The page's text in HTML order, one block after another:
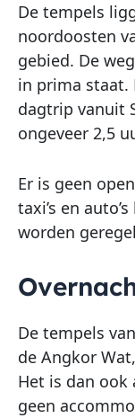
De tempels
noordoosten
gebied. De
in prima staat.
dagtrip vanuit
ongeveer 2,5
Er is geen
taxi’s en
worden
De tempels
de Angkor
Het is dan
geen